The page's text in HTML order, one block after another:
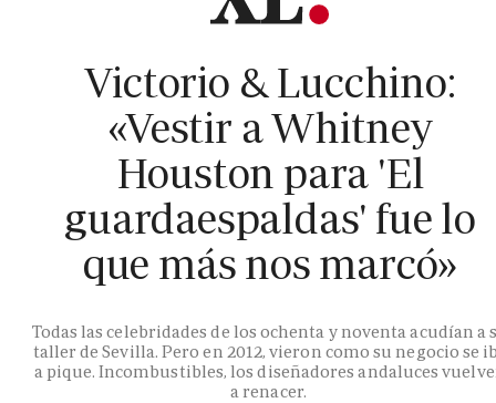
Victorio & Lucchino:
«Vestir a Whitney
Houston para 'El
guardaespaldas' fue lo
que más nos marcó»
Todas las celebridades de los ochenta y noventa acudían a
taller de Sevilla. Pero en 2012, vieron como su negocio se
a pique. Incombustibles, los diseñadores andaluces
a renacer.